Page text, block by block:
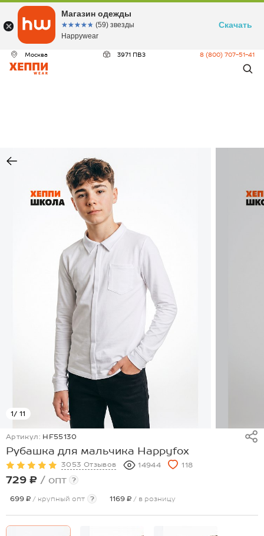
Москва 3971 ПВЗ 8 (800) 707-51-41
1/ 11
Артикул: HF55130
Рубашка для мальчика Happyfox
3053 Отзывов 14944 118
729 ₽ / опт ?
699 ₽ / крупный опт ? 1169 ₽ / в розницу
Магазин одежды
☆☆☆☆☆
★★★★★ (59) звезды
Happywear
Скачать